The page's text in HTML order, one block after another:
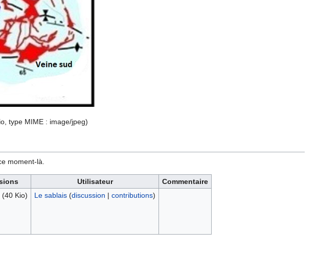
type MIME : image/jpeg)
moment-là.
Utilisateur
Commentaire
(40 Kio) Le sablais (discussion | contributions)